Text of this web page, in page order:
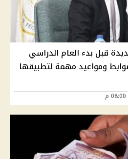
قبل بدء العام الدراسي
2024-2025 | ضوابط ومواعيد مهمة لتطبيقها